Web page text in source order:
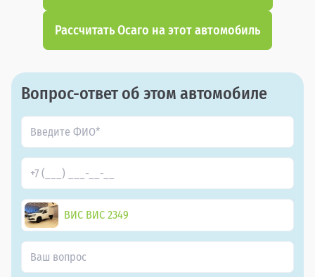
Рассчитать Осаго на этот автомобиль
Вопрос-ответ об этом автомобиле
ВИС ВИС 2349